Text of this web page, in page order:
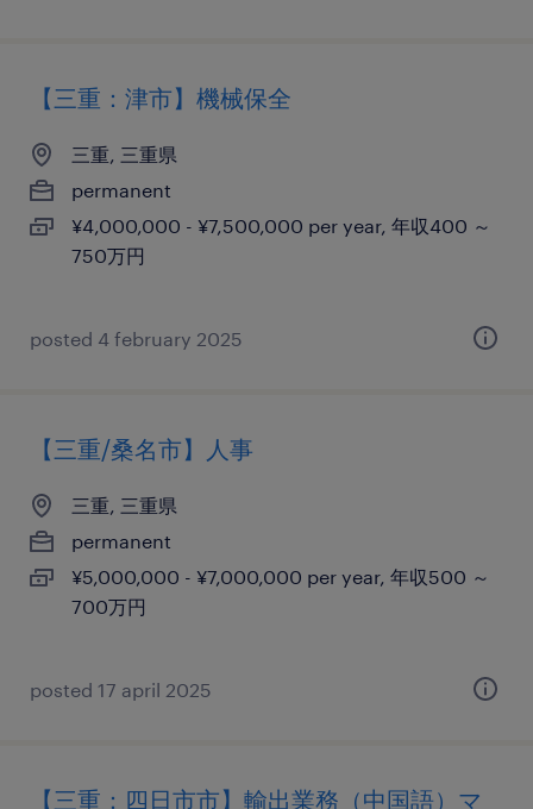
【三重：津市】機械保全
三重, 三重県
permanent
¥4,000,000 - ¥7,500,000 per year, 年収400 ～
750万円
posted 4 february 2025
【三重/桑名市】人事
三重, 三重県
permanent
¥5,000,000 - ¥7,000,000 per year, 年収500 ～
700万円
posted 17 april 2025
【三重：四日市市】輸出業務（中国語）マ